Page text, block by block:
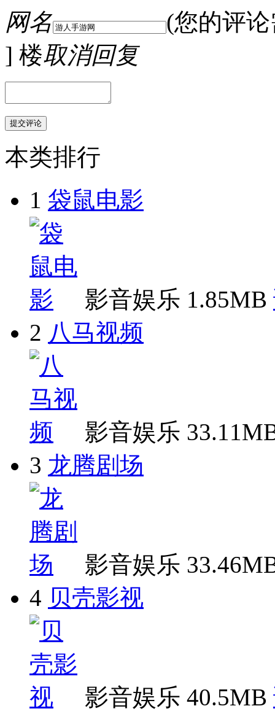
网名
(您的评
] 楼取消回复
本类排行
1 袋鼠电影
影音娱乐 1.85MB
2 八马视频
影音娱乐
3 龙腾剧场
影音娱乐
4 贝壳影视
影音娱乐 40.5MB